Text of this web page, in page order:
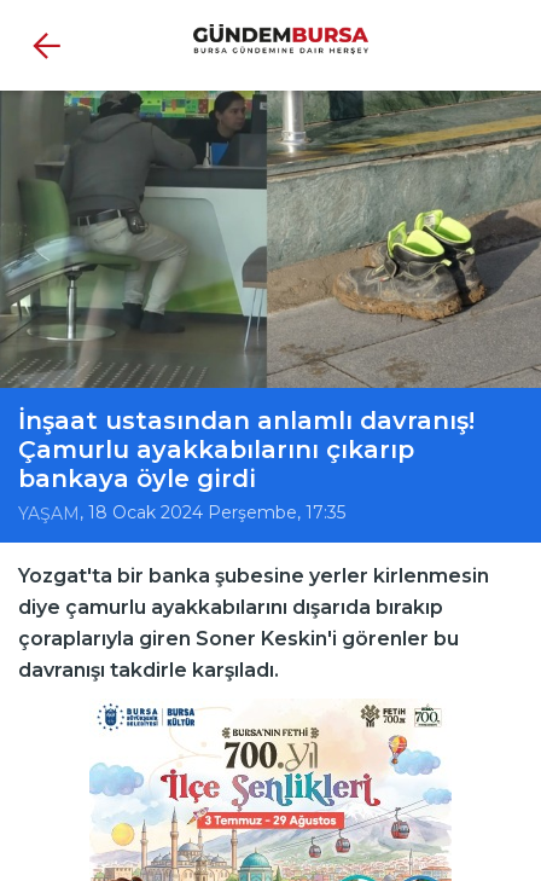
İnşaat ustasından anlamlı davranış!
Çamurlu ayakkabılarını çıkarıp
bankaya öyle girdi
YAŞAM, 18 Ocak 2024 Perşembe, 17:35
Yozgat'ta bir banka şubesine yerler kirlenmesin
diye çamurlu ayakkabılarını dışarıda bırakıp
çoraplarıyla giren Soner Keskin'i görenler bu
davranışı takdirle karşıladı.